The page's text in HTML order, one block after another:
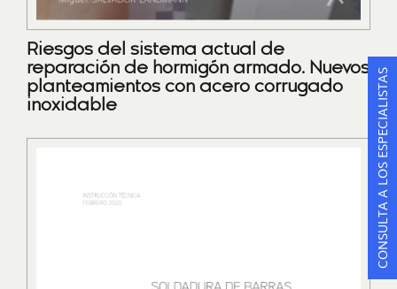
Riesgos del sistema actual de
reparación de hormigón armado. Nuevos
planteamientos con acero corrugado
inoxidable
CONSULTA A LOS ESPECIALISTAS